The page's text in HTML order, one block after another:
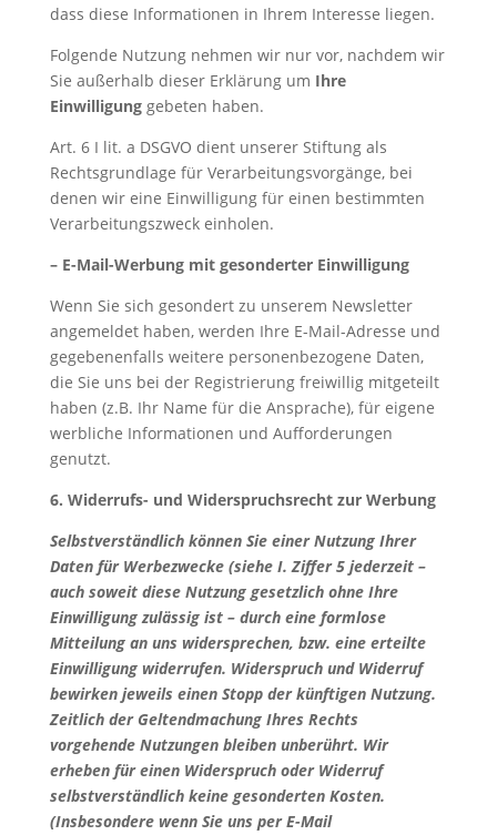
dass diese Informationen in Ihrem Interesse liegen.
Folgende Nutzung nehmen wir nur vor, nachdem wir
Sie außerhalb dieser Erklärung um Ihre
Einwilligunggebeten haben.
Art. 6 I lit. a DSGVO dient unserer Stiftung als
Rechtsgrundlage für Verarbeitungsvorgänge, bei
denen wir eine Einwilligung für einen bestimmten
Verarbeitungszweck einholen.
– E-Mail-Werbung mit gesonderter Einwilligung
Wenn Sie sich gesondert zu unserem Newsletter
angemeldet haben, werden Ihre E-Mail-Adresse und
gegebenenfalls weitere personenbezogene Daten,
die Sie uns bei der Registrierung freiwillig mitgeteilt
haben (z.B. Ihr Name für die Ansprache), für eigene
werbliche Informationen und Aufforderungen
genutzt.
6. Widerrufs- und Widerspruchsrecht zur Werbung
Selbstverständlich können Sie einer Nutzung Ihrer
Daten für Werbezwecke (siehe I. Ziffer 5 jederzeit –
auch soweit diese Nutzung gesetzlich ohne Ihre
Einwilligung zulässig ist – durch eine formlose
Mitteilung an uns widersprechen, bzw. eine erteilte
Einwilligung widerrufen. Widerspruch und Widerruf
bewirken jeweils einen Stopp der künftigen Nutzung.
Zeitlich der Geltendmachung Ihres Rechts
vorgehende Nutzungen bleiben unberührt. Wir
erheben für einen Widerspruch oder Widerruf
selbstverständlich keine gesonderten Kosten.
(Insbesondere wenn Sie uns per E-Mail